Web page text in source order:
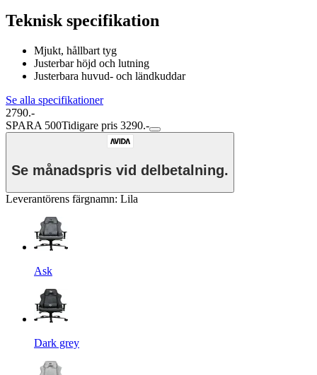
Teknisk specifikation
Mjukt, hållbart tyg
Justerbar höjd och lutning
Justerbara huvud- och ländkuddar
Se alla specifikationer
2790.-
SPARA 500Tidigare pris 3290.-
Se månadspris vid delbetalning.
Leverantörens färgnamn: Lila
Ask
Dark grey